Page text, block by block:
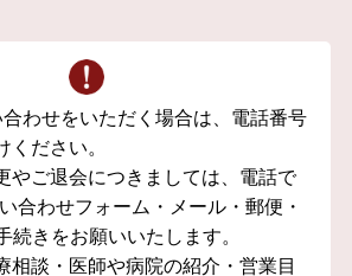
わせをいただく場合は、電話番号
ください。
やご退会につきましては、電話で
合わせフォーム・メール・郵便・
続きをお願いいたします。
相談・医師や病院の紹介・営業目